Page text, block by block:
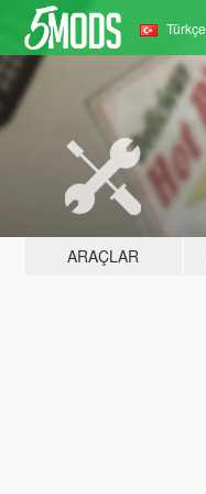
Türkçe
ARAÇLAR